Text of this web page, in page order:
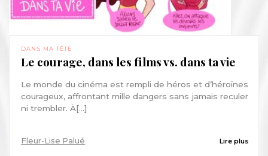
DANS MA TÊTE
Le courage, dans les films vs. dans ta vie
Le monde du cinéma est rempli de héros et d’héroïnes
courageux, affrontant mille dangers sans jamais reculer
ni trembler. À[...]
Fleur-Lise Palué Lire plus